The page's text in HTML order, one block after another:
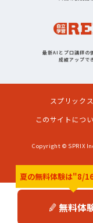
最新AIとプロ講師の
成績アップで
スプリック
このサイトにつ
Copyright © SPRIX
夏の無料体験は"8/
無料体